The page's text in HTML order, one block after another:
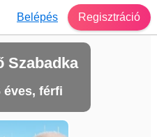
Belépés Regisztráció
Szabadka
éves, férfi